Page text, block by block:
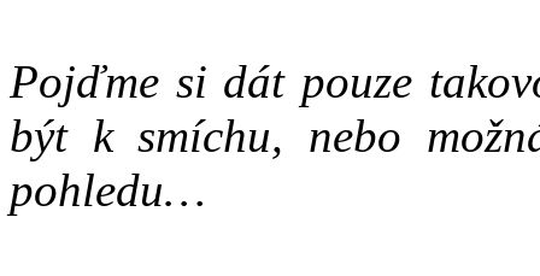
Pojďme si dát pouze
být k smíchu, nebo
pohledu…